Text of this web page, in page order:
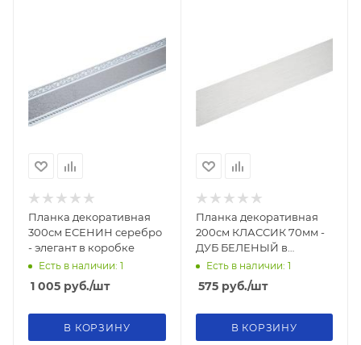
Планка декоративная
300см ЕСЕНИН серебро
- элегант в коробке
Есть в наличии: 1
1 005 руб./шт
В КОРЗИНУ
Планка декоративная
200см КЛАССИК 70мм -
ДУБ БЕЛЕНЫЙ в
коробке
Есть в наличии: 1
575руб./шт
В КОРЗИНУ